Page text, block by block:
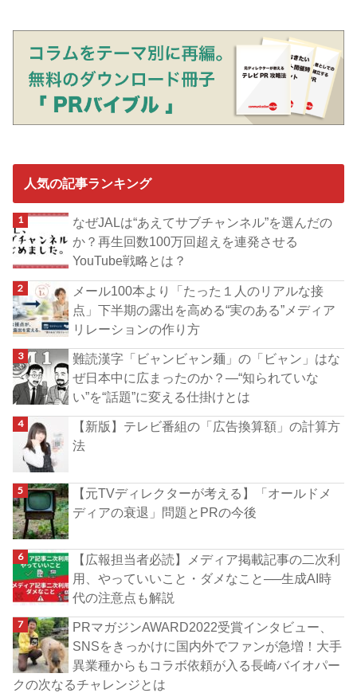
人気の記事ランキング
なぜJALは“あえてサブチャンネル”を選んだの
か？再生回数100万回超えを連発させる
YouTube戦略とは？
メール100本より「たった１人のリアルな接
点」下半期の露出を高める“実のある”メディア
リレーションの作り方
難読漢字「ビャンビャン麺」の「ビャン」はな
ぜ日本中に広まったのか？―“知られていな
い”を“話題”に変える仕掛けとは
【新版】テレビ番組の「広告換算額」の計算方
法
【元TVディレクターが考える】「オールドメ
ディアの衰退」問題とPRの今後
【広報担当者必読】メディア掲載記事の二次利
用、やっていいこと・ダメなこと──生成AI時
代の注意点も解説
PRマガジンAWARD2022受賞インタビュー、
SNSをきっかけに国内外でファンが急増！大手
異業種からもコラボ依頼が入る長崎バイオパー
クの次なるチャレンジとは